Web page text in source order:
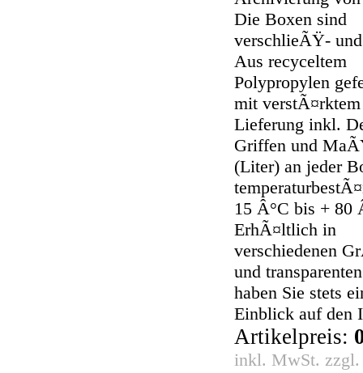
Die Boxen sind
verschlieÃŸ-
Aus recyceltem
Polypropylen
mit
Lieferung inkl.
Griffen und
(Liter) an jeder
15 Â°C bis + 80
ErhÃ¤ltlich in
verschiedenen
und
haben Sie stets
Einblick auf den
Artikelpreis:
inkl. MwSt.